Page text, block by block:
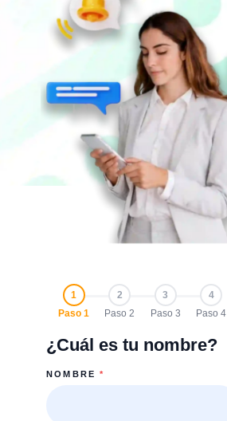
1
Paso 1
2
Paso 2
3
Paso 3
4
Paso 4
¿Cuál es tu nombre?
NOMBRE*